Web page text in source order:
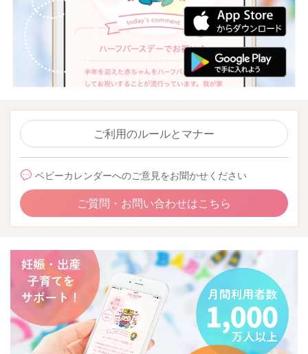
ご利用のルールとマナー
ベビーカレンダーへのご意見をお聞かせください
ご質問・お問い合わせはこちら